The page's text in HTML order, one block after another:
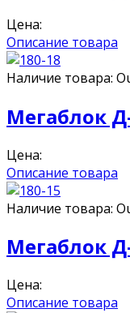
Цена:
Описание товара
Наличие товара:
Мегаблок
Цена:
Описание товара
Наличие товара:
Мегаблок
Цена:
Описание товара